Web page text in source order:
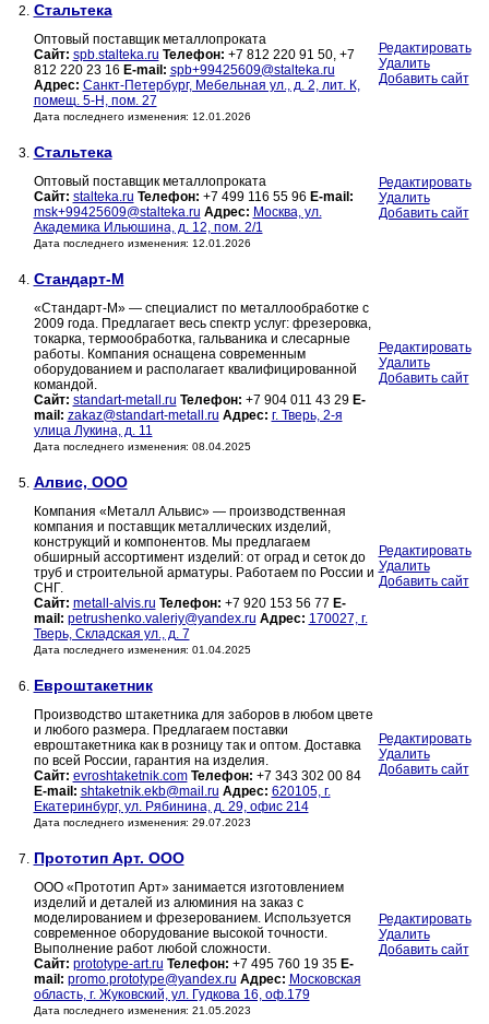
2. Стальтека
Оптовый поставщик металлопроката
Сайт: spb.stalteka.ru Телефон: +7 812 220 91 50, +7
812 220 23 16 E-mail: spb+99425609@stalteka.ru
Адрес: Санкт-Петербург, Мебельная ул., д. 2, лит. К,
помещ. 5-Н, пом. 27
Дата последнего изменения: 12.01.2026
Редактировать
Удалить
Добавить сайт
3. Стальтека
Оптовый поставщик металлопроката
Сайт: stalteka.ru Телефон: +7 499 116 55 96 E-mail:
msk+99425609@stalteka.ru Адрес: Москва, ул.
Академика Ильюшина, д. 12, пом. 2/1
Дата последнего изменения: 12.01.2026
Редактировать
Удалить
Добавить сайт
4. Стандарт-М
«Стандарт-М» — специалист по металлообработке с
2009 года. Предлагает весь спектр услуг: фрезеровка,
токарка, термообработка, гальваника и слесарные
работы. Компания оснащена современным
оборудованием и располагает квалифицированной
командой.
Сайт: standart-metall.ru Телефон: +7 904 011 43 29 E-
mail: zakaz@standart-metall.ru Адрес: г. Тверь, 2-я
улица Лукина, д. 11
Дата последнего изменения: 08.04.2025
Редактировать
Удалить
Добавить сайт
5. Алвис, ООО
Компания «Металл Альвис» — производственная
компания и поставщик металлических изделий,
конструкций и компонентов. Мы предлагаем
обширный ассортимент изделий: от оград и сеток до
труб и строительной арматуры. Работаем по России и
СНГ.
Сайт: metall-alvis.ru Телефон: +7 920 153 56 77 E-
mail: petrushenko.valeriy@yandex.ru Адрес: 170027, г.
Тверь, Складская ул., д. 7
Дата последнего изменения: 01.04.2025
Редактировать
Удалить
Добавить сайт
6. Евроштакетник
Производство штакетника для заборов в любом цвете
и любого размера. Предлагаем поставки
евроштакетника как в розницу так и оптом. Доставка
по всей России, гарантия на изделия.
Сайт: evroshtaketnik.com Телефон: +7 343 302 00 84
E-mail: shtaketnik.ekb@mail.ru Адрес: 620105, г.
Екатеринбург, ул. Рябинина, д. 29, офис 214
Дата последнего изменения: 29.07.2023
Редактировать
Удалить
Добавить сайт
7. Прототип Арт. ООО
ООО «Прототип Арт» занимается изготовлением
изделий и деталей из алюминия на заказ с
моделированием и фрезерованием. Используется
современное оборудование высокой точности.
Выполнение работ любой сложности.
Сайт: prototype-art.ru Телефон: +7 495 760 19 35 E-
mail: promo.prototype@yandex.ru Адрес: Московская
область, г. Жуковский, ул. Гудкова 16, оф.179
Дата последнего изменения: 21.05.2023
Редактировать
Удалить
Добавить сайт